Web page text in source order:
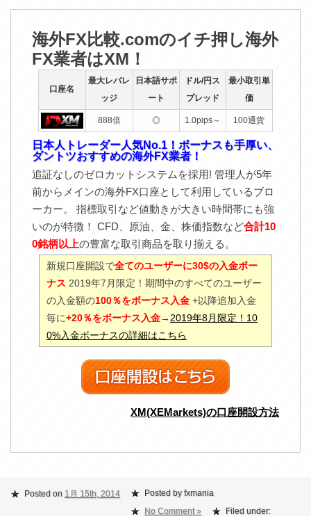
海外FX比較.comのイチ押し海外
FX業者はXM！
口座名
最大レバレ
ッジ
日本語サポ
ート
ドル/円ス
プレッド
最小取引単
価
888倍 ◎ 1.0pips～ 100通貨
日本人トレーダー人気No.1！ボーナスも手厚い、
ダントツおすすめの海外FX業者！
追証なしのゼロカットシステムを採用! 管理人が5年
前からメインの海外FX口座として利用しているブロ
ーカー。 指標取引など値動きが大きい時間帯にも強
いのが特徴！ CFD、原油、金、株価指数など合計10
0銘柄以上の豊富な取引商品を取り揃える。
新規口座開設で全てのユーザーに30$の入金ボー
ナス 2019年7月限定！期間中のすべてのユーザー
の入金額の100％をボーナス入金 +以降追加入金
毎に+20％をボーナス入金→ 2019年8月限定！10
0%入金ボーナスの詳細はこちら
XM(XEMarkets)の口座開設方法
Posted on 1月 15th, 2014
Posted by fxmania
No Comment »
Filed under: